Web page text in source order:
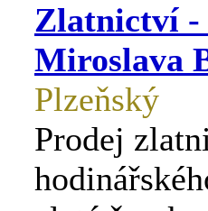
Zlatnictví -
Miroslava
Plzeňský
Prodej